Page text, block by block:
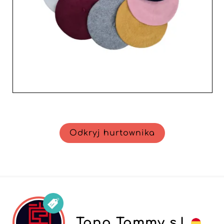
Odkryj hurtownika